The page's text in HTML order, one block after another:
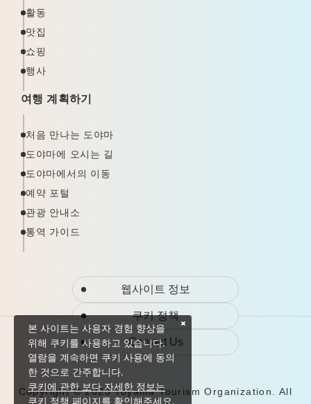
활동
맛집
쇼핑
행사
여행 계획하기
처음 만나는 도야마
도야마에 오시는 길
도야마에서의 이동
예약 포털
관광 안내소
통역 가이드
웹사이트 정보
쿠키 정책
Contact Us
Copyright © 2023 Toyama Tourism Organization. All
본 사이트는 사용자 경험 향상을
위해 쿠키를 사용하고 있습니다.
열람을 계속하면 쿠키 사용에 동의
한 것으로 간주합니다.
쿠키에 관한 보다 자세한 정보는
쿠키 정책 페이지를 확인해주세요.